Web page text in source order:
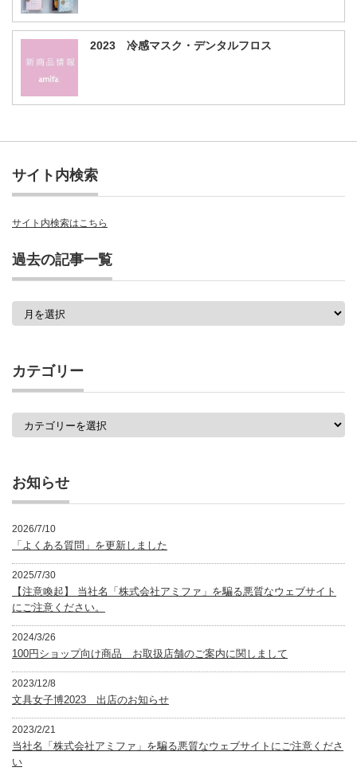
2023 冷感マスク・デンタルフロス
サイト内検索
サイト内検索はこちら
過去の記事一覧
過
一
覧
カテゴリー
カ
お知らせ
2026/7/10
「よくある質問」を更新しました
2025/7/30
【注意喚起】 当社名「株式会社アミファ」を騙る悪質なウェブサイト
にご注意ください。
2024/3/26
100円ショップ向け商品 お取扱店舗のご案内に関しまして
2023/12/8
文具女子博2023 出店のお知らせ
2023/2/21
当社名「株式会社アミファ」を騙る悪質なウェブサイトにご注意くださ
い